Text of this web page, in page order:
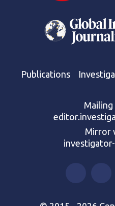
Publications
Mailing
Mirror